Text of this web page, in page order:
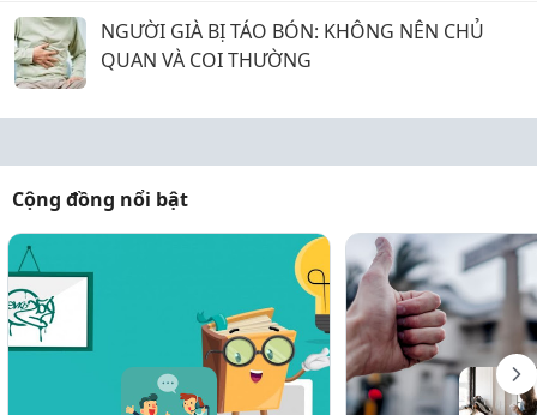
NGƯỜI GIÀ BỊ TÁO BÓN: KHÔNG NÊN CHỦ
QUAN VÀ COI THƯỜNG
Cộng đồng nổi bật